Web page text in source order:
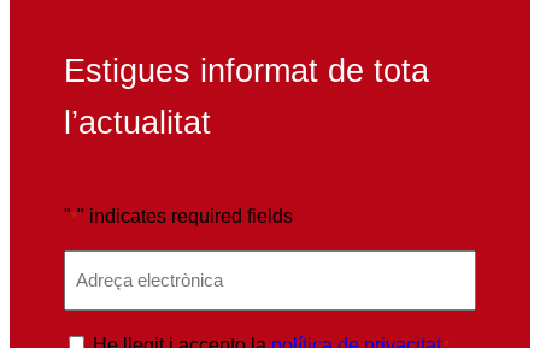
Estigues informat de tota
l’actualitat
"*" indicates required fields